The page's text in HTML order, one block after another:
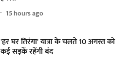
15 hours ago
'हर घर तिरंगा' यात्रा के चलते 10 अगस्त को
कई सड़कें रहेंगी बंद